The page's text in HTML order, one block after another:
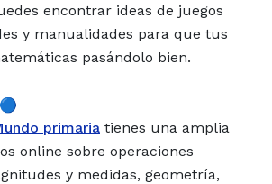
encontrar ideas de juegos
y manualidades para que tus
pasándolo bien.
primaria tienes una amplia
online sobre operaciones
y medidas, geometría,